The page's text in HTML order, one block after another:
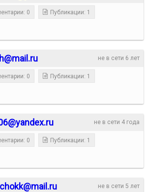
0 Публикации: 1
не в сети 6 лет
0 Публикации: 1
не в сети 4 года
0 Публикации: 1
не в сети 5 лет